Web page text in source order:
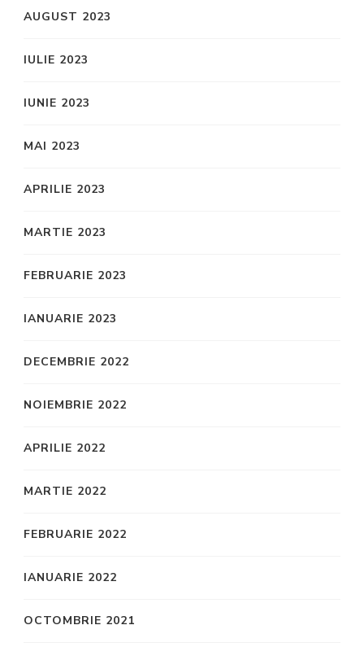
AUGUST 2023
IULIE 2023
IUNIE 2023
MAI 2023
APRILIE 2023
MARTIE 2023
FEBRUARIE 2023
IANUARIE 2023
DECEMBRIE 2022
NOIEMBRIE 2022
APRILIE 2022
MARTIE 2022
FEBRUARIE 2022
IANUARIE 2022
OCTOMBRIE 2021